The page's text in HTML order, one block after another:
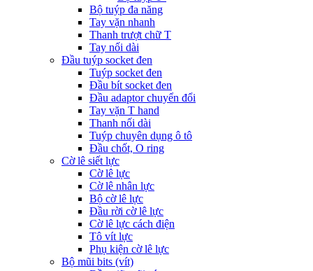
Bộ tuýp đa năng
Tay vặn nhanh
Thanh trượt chữ T
Tay nối dài
Đầu tuýp socket đen
Tuýp socket đen
Đầu bít socket đen
Đầu adaptor chuyển đổi
Tay vặn T hand
Thanh nối dài
Tuýp chuyên dụng ô tô
Đầu chốt, O ring
Cờ lê siết lực
Cờ lê lực
Cờ lê nhân lực
Bộ cờ lê lực
Đầu rời cờ lê lực
Cờ lê lực cách điện
Tô vít lực
Phụ kiện cờ lê lực
Bộ mũi bits (vít)